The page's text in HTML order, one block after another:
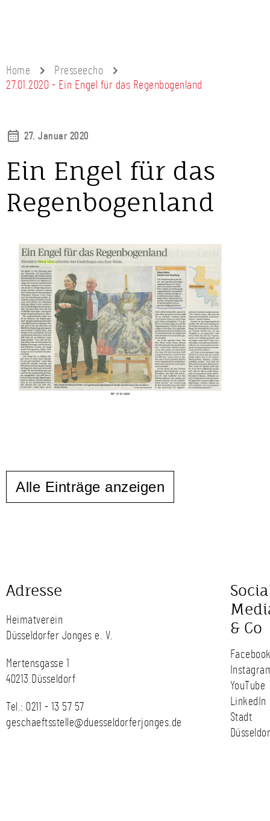
Home
Presseecho
27.01.2020 - Ein Engel für das Regenbogenland
27. Januar 2020
Ein Engel für das
Regenbogenland
Alle Einträge anzeigen
Adresse
Heimatverein
Düsseldorfer Jonges e. V.
Mertensgasse 1
40213 Düsseldorf
Tel.: 0211 - 13 57 57
geschaeftsstelle@duesseldorferjonges.de
& Co
YouTube
LinkedIn
Stadt